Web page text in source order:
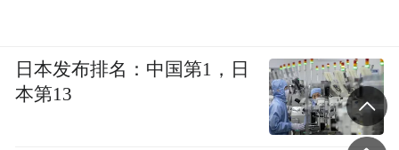
日本发布排名：中国第1，日
本第13